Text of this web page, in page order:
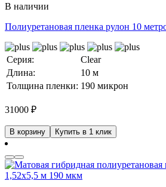
В наличии
Полиуретановая пленка рулон 10
Серия:
Clear
Длина:
10 м
Толщина пленки: 190 микрон
31000 ₽
В корзину Купить в 1 клик